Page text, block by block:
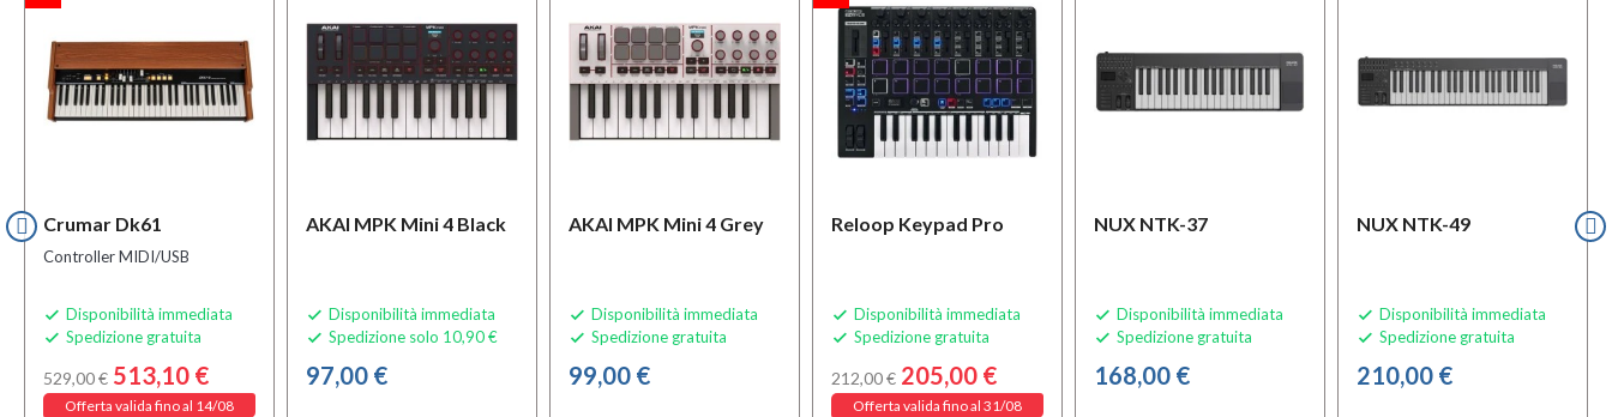
Crumar Dk61
Controller MIDI/USB
 Disponibilità immediata
 Spedizione gratuita
529,00 € 513,10 €
Offerta valida fino al 14/08
AKAI MPK Mini 4 Black
 Disponibilità immediata
 Spedizione solo 10,90 €
97,00 €
AKAI MPK Mini 4 Grey
 Disponibilità immediata
 Spedizione gratuita
99,00 €
Reloop Keypad Pro
 Disponibilità immediata
 Spedizione gratuita
212,00 € 205,00 €
Offerta valida fino al 31/08
NUX NTK-37
 Disponibilità immediata
 Spedizione gratuita
168,00 €
NUX NTK-49
 Disponibilità immediata
 Spedizione gratuita
210,00 €